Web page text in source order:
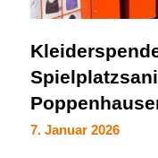
7. Januar 2026